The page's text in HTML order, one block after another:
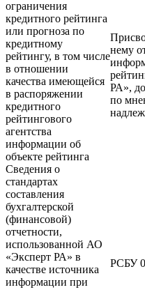
ограничения
кредитного рейтинга
или прогноза по
кредитному
рейтингу, в том числе
в отношении
качества имеющейся
в распоряжении
кредитного
рейтингового
агентства
информации об
объекте рейтинга
нему
РА»,
по
Сведения о
стандартах
составления
бухгалтерской
(финансовой)
отчетности,
использованной АО
«Эксперт РА» в
качестве источника
информации при
РСБУ